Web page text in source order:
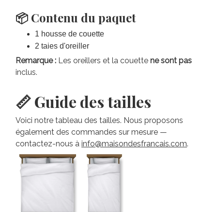
📦 Contenu du paquet
1 housse de couette
2 taies d'oreiller
Remarque : Les oreillers et la couette ne sont pas
inclus.
📏 Guide des tailles
Voici notre tableau des tailles. Nous proposons
également des commandes sur mesure —
contactez-nous à info@maisondesfrancais.com.